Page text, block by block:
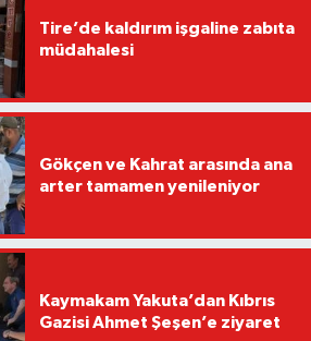
Tire’de kaldırım işgaline zabıta
müdahalesi
Gökçen ve Kahrat arasında ana
arter tamamen yenileniyor
Kaymakam Yakuta’dan Kıbrıs
Gazisi Ahmet Şeşen’e ziyaret